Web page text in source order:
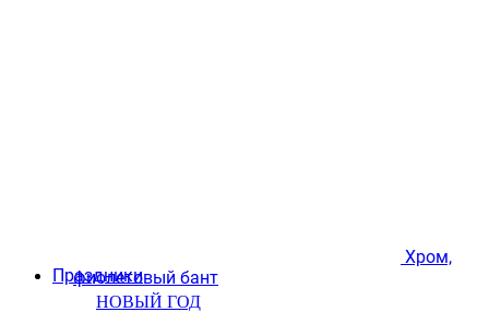
Праздники
НОВЫЙ ГОД
Хром,
фиолетовый бант